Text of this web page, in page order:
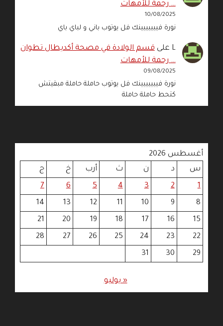
… رحمة للأمهات
10/08/2025
نورة فييييييينك فل يوتوب باني و لباي باي
L علىقسم الولادة في مصحة أكديطال تطوان
… رحمة للأمهات
09/08/2025
نورة فييييييينك فل يوتوب حاملة حاملة مبقيتش
كتحط حاملة حاملة
أغسطس 2026
س
د ن ث أرب خ
ج
1
2
3
4
5
6
7
8
9
10
11
12
13
14
15
16
17
18
19
20
21
22
23
24
25
26
27
28
29
30
31
« يوليو